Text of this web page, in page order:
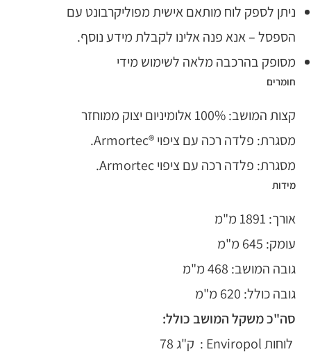
ניתן לספק לוח מותאם אישית מפוליקרבונט עם
הספסל – אנא פנה אלינו לקבלת מידע נוסף.
מסופק בהרכבה מלאה לשימוש מידי
חומרים
קצות המושב: 100% אלומיניום יצוק ממוחזר
מסגרת: פלדה רכה עם ציפוי ®Armortec.
מסגרת: פלדה רכה עם ציפוי Armortec.
מידות
אורך: 1891 מ"מ
עומק: 645 מ"מ
גובה המושב: 468 מ"מ
גובה כולל: 620 מ"מ
סה"כ משקל המושב כולל:
לוחות Enviropol : ק"ג 78